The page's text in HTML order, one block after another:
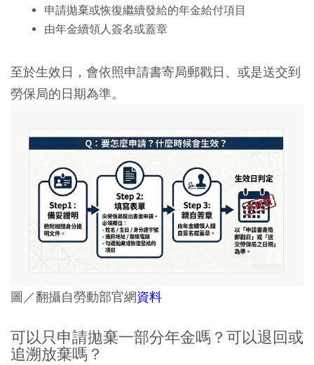
申請拋棄或恢復繼續發給的年金給付項目
由年金續領人簽名或蓋章
至於生效日，會依照申請書寄局郵戳日、或是送交到
勞保局的日期為準。
圖／翻攝自勞動部官網資料
可以只申請拋棄一部分年金嗎？可以退回或
追溯放棄嗎？